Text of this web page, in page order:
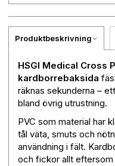
Produktbeskrivning
HSGI Medical Cross
kardborrebaksida
räknas sekunderna –
bland övrig utrustning.
PVC som material har
tål väta, smuts och
användning i fält.
och fickor allt